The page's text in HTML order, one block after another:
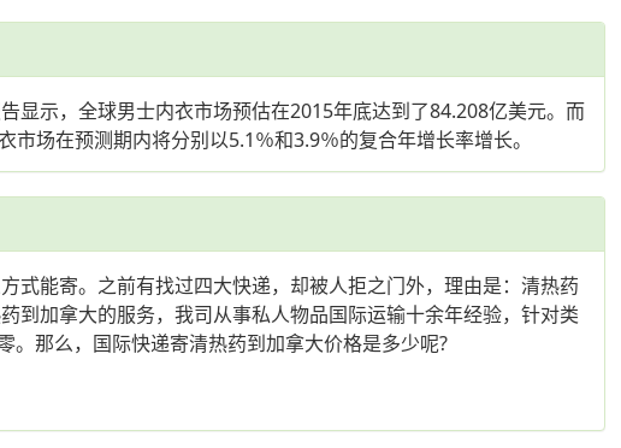
显示，全球男士内衣市场预估在2015年底达到了84.208亿美元。而
场在预测期内将分别以5.1％和3.9％的复合年增长率增长。
式能寄。之前有找过四大快递，却被人拒之门外，理由是：清热药
到加拿大的服务，我司从事私人物品国际运输十余年经验，针对类
那么，国际快递寄清热药到加拿大价格是多少呢?